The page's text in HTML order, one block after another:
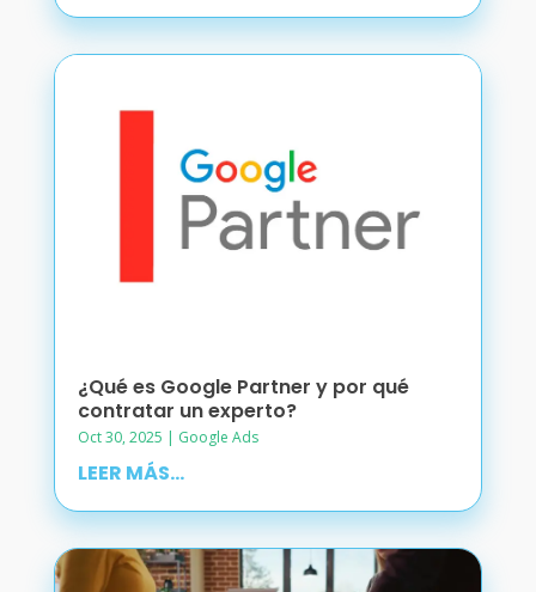
¿Qué es Google Partner y por qué
contratar un experto?
Oct 30, 2025 | Google Ads
LEER MÁS...